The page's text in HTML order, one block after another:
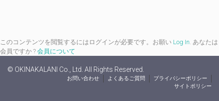
このコンテンツを閲覧するにはログインが必要です。お願い Log In. あなたは
会員ですか ? 会員について
© OKINAKALANI Co., Ltd. All Rights Reserved.
お問い合わせ よくあるご質問
プライバシーポリシー
サイトポリシー